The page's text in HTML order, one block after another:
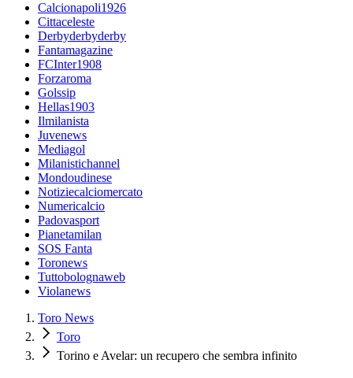
Calcionapoli1926
Cittaceleste
Derbyderbyderby
Fantamagazine
FCInter1908
Forzaroma
Golssip
Hellas1903
Ilmilanista
Juvenews
Mediagol
Milanistichannel
Mondoudinese
Notiziecalciomercato
Numericalcio
Padovasport
Pianetamilan
SOS Fanta
Toronews
Tuttobolognaweb
Violanews
Toro News
Toro
Torino e Avelar: un recupero che sembra infinito